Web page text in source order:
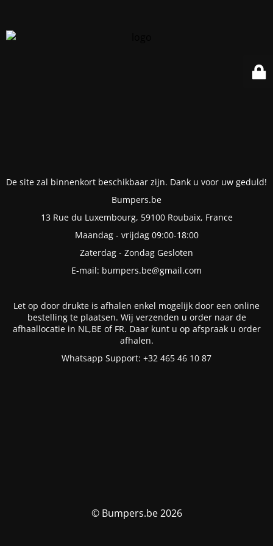
De site zal binnenkort beschikbaar zijn. Dank u voor uw geduld!
Bumpers.be
13 Rue du Luxembourg, 59100 Roubaix, France
Maandag - vrijdag 09:00-18:00
Zaterdag - Zondag Gesloten
E-mail: bumpers.be@gmail.com
Let op door drukte is afhalen enkel mogelijk door een online
bestelling te plaatsen. Wij verzenden u order naar de
afhaallocatie in NL,BE of FR. Daar kunt u op afspraak u order
afhalen.
Whatsapp Support: +32 465 46 10 87
© Bumpers.be 2026